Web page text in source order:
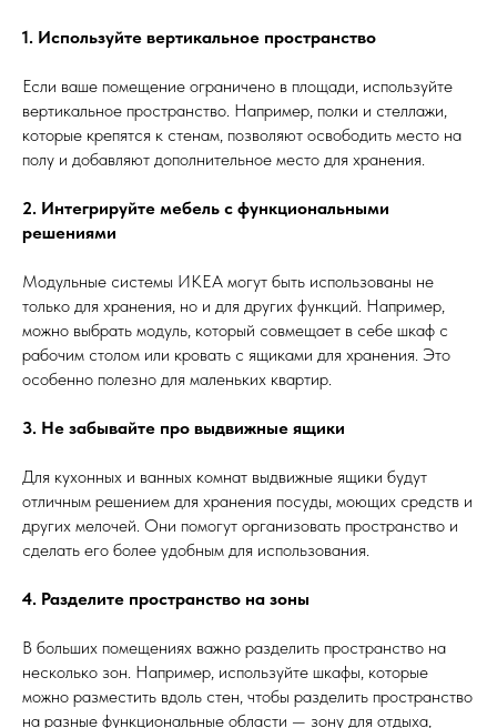
1. Используйте вертикальное пространство
Если ваше помещение ограничено в площади, используйте
вертикальное пространство. Например, полки и стеллажи,
которые крепятся к стенам, позволяют освободить место на
полу и добавляют дополнительное место для хранения.
2. Интегрируйте мебель с функциональными
решениями
Модульные системы ИКЕА могут быть использованы не
только для хранения, но и для других функций. Например,
можно выбрать модуль, который совмещает в себе шкаф с
рабочим столом или кровать с ящиками для хранения. Это
особенно полезно для маленьких квартир.
3. Не забывайте про выдвижные ящики
Для кухонных и ванных комнат выдвижные ящики будут
отличным решением для хранения посуды, моющих средств и
других мелочей. Они помогут организовать пространство и
сделать его более удобным для использования.
4. Разделите пространство на зоны
В больших помещениях важно разделить пространство на
несколько зон. Например, используйте шкафы, которые
можно разместить вдоль стен, чтобы разделить пространство
на разные функциональные области — зону для отдыха,